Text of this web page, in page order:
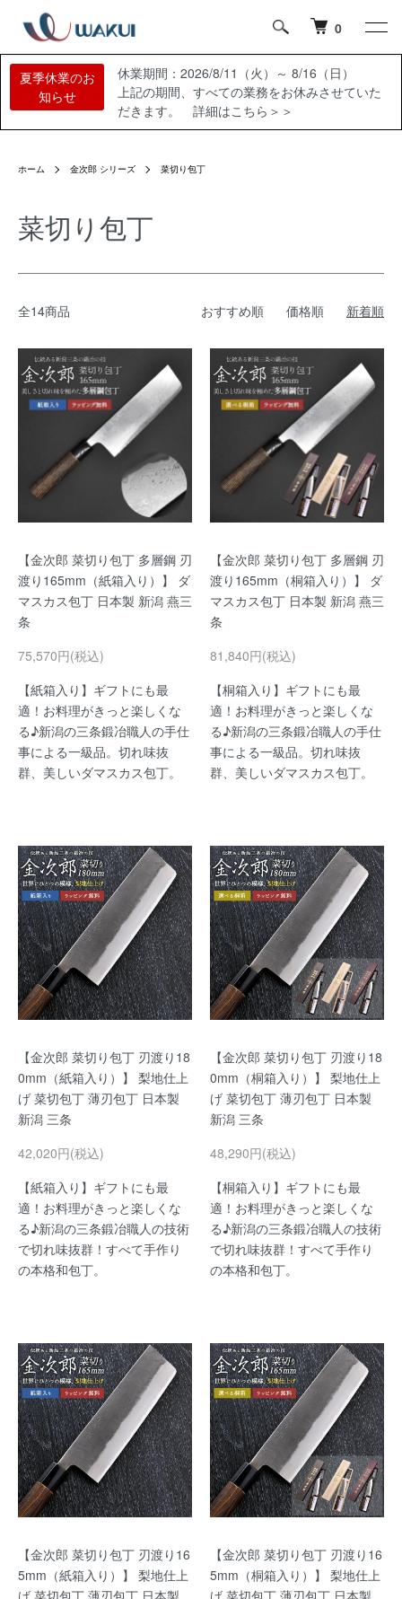
0
夏季休業のお
知らせ
休業期間：2026/8/11（火）～ 8/16（日）
上記の期間、すべての業務をお休みさせていた
だきます。 詳細はこちら＞＞
ホーム 金次郎 シリーズ 菜切り包丁
菜切り包丁
全14商品 おすすめ順 価格順 新着順
【金次郎 菜切り包丁 多層鋼 刃
渡り165mm（紙箱入り）】 ダ
マスカス包丁 日本製 新潟 燕三
条
75,570円(税込)
【紙箱入り】ギフトにも最
適！お料理がきっと楽しくな
る♪新潟の三条鍛冶職人の手仕
事による一級品。切れ味抜
群、美しいダマスカス包丁。
【金次郎 菜切り包丁 多層鋼 刃
渡り165mm（桐箱入り）】 ダ
マスカス包丁 日本製 新潟 燕三
条
81,840円(税込)
【桐箱入り】ギフトにも最
適！お料理がきっと楽しくな
る♪新潟の三条鍛冶職人の手仕
事による一級品。切れ味抜
群、美しいダマスカス包丁。
【金次郎 菜切り包丁 刃渡り18
0mm（紙箱入り）】 梨地仕上
げ 菜切包丁 薄刃包丁 日本製
新潟 三条
42,020円(税込)
【紙箱入り】ギフトにも最
適！お料理がきっと楽しくな
る♪新潟の三条鍛冶職人の技術
で切れ味抜群！すべて手作り
の本格和包丁。
【金次郎 菜切り包丁 刃渡り18
0mm（桐箱入り）】 梨地仕上
げ 菜切包丁 薄刃包丁 日本製
新潟 三条
48,290円(税込)
【桐箱入り】ギフトにも最
適！お料理がきっと楽しくな
る♪新潟の三条鍛冶職人の技術
で切れ味抜群！すべて手作り
の本格和包丁。
【金次郎 菜切り包丁 刃渡り16
5mm（紙箱入り）】 梨地仕上
げ 菜切包丁 薄刃包丁 日本製
【金次郎 菜切り包丁 刃渡り16
5mm（桐箱入り）】 梨地仕上
げ 菜切包丁 薄刃包丁 日本製